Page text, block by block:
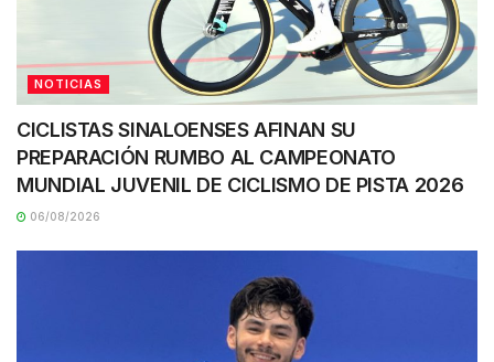
NOTICIAS
CICLISTAS SINALOENSES AFINAN SU
PREPARACIÓN RUMBO AL CAMPEONATO
MUNDIAL JUVENIL DE CICLISMO DE PISTA 2026
06/08/2026